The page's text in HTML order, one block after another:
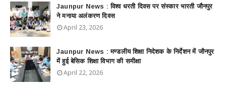
Jaunpur News : विश्व धरती दिवस पर संस्कार भारती जौनपुर
ने मनाया अलंकरण दिवस
April 23, 2026
Jaunpur News : ​मण्डलीय शिक्षा निदेशक के निर्देशन में जौनपुर
में हुई बेसिक शिक्षा विभाग की समीक्षा
April 22, 2026